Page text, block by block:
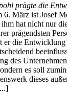
prägte die
6. März ist Josef
hat nicht nur
prägendsten
er die Entwicklung
des
es soll
dieses